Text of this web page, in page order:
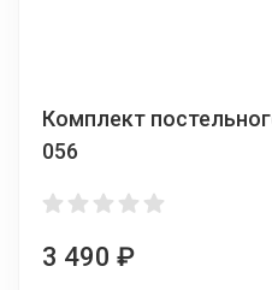
Комплект
056
3 490 ₽